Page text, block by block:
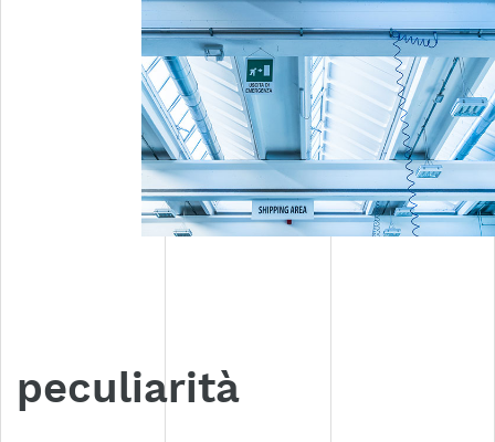
peculiarità